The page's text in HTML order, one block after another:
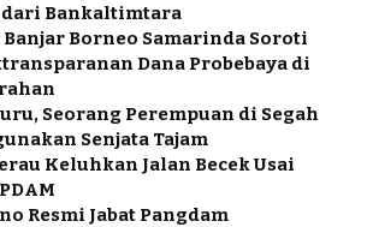
Bankaltimtara
Banjar Borneo Samarinda Soroti
Dana Probebaya di
Seorang Perempuan di Segah
Senjata Tajam
Keluhkan Jalan Becek Usai
Resmi Jabat Pangdam